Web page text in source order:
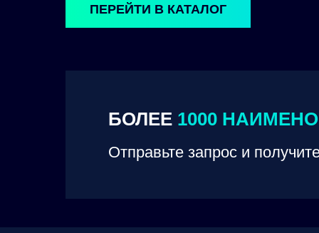
БОЛЕЕ 1000
Отправьте запрос и
ПЕРЕЙТИ В КАТАЛОГ